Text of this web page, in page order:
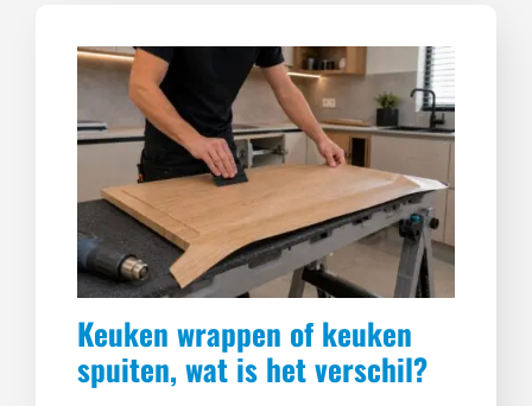
Keuken wrappen of keuken
spuiten, wat is het verschil?